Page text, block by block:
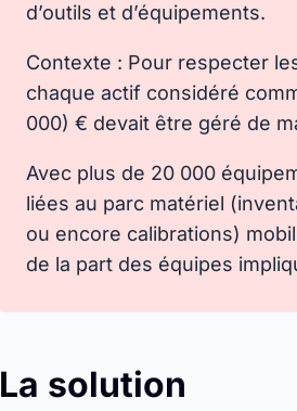
d’outils et d’équipements.
Contexte : Pour respecter
chaque actif considéré
000) € devait être géré de
Avec plus de 20 000
liées au parc matériel
ou encore calibrations)
de la part des équipes
La solution